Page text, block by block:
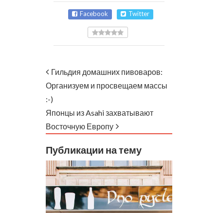
Facebook Twitter
Гильдия домашних пивоваров:
Организуем и просвещаем массы
:-)
Японцы из Asahi захватывают
Восточную Европу
Публикации на тему